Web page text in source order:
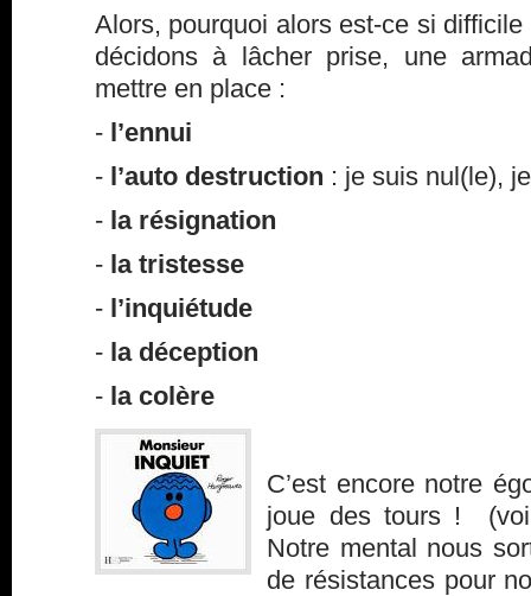
Alors, pourquoi alors est-ce si
décidons à lâcher prise, une
mettre en place :
- l’ennui
- l’auto destruction : je suis nul(le),
- la résignation
- la tristesse
- l’inquiétude
- la déception
- la colère
C’est encore notre
joue des tours !
Notre mental nous
de résistances pour